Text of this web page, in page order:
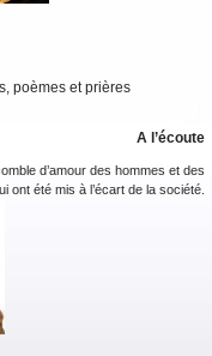
poèmes et prières
A l’écoute
d’amour des hommes et des
ont été mis à l’écart de la société.